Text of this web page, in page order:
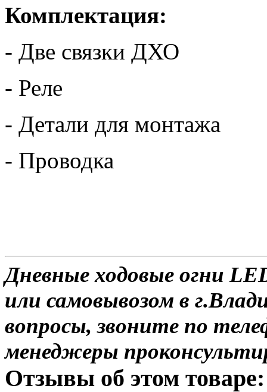
Комплектация:
- Две связки ДХО
- Реле
- Детали для монтажа
- Проводка
Дневные ходовые огни
или самовывозом в
вопросы, звоните по
менеджеры
Отзывы об этом товаре: